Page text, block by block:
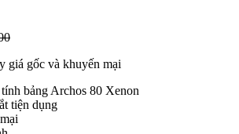
giá gốc và khuyến mại
bảng Archos 80 Xenon
tiện dụng